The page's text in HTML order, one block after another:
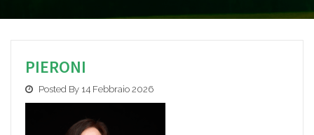
PIERONI
Posted By 14 Febbraio 2026